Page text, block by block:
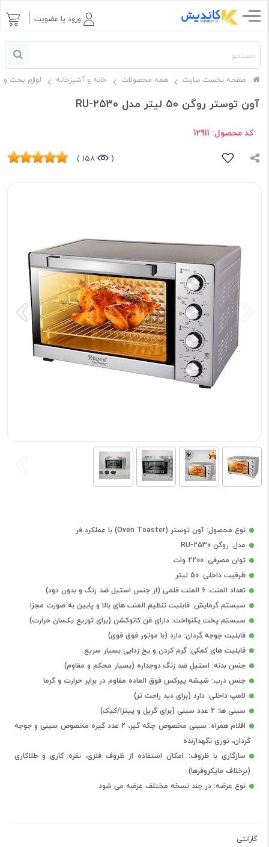
ورود یا عضویت
صفحه نخست سایت همه محصولات خانه و آشپزخانه لوازم پخت و
آون توستر روگن 50 لیتر مدل RU-2530
کد محصول: 12911
(
158 )
نوع محصول: آون توستر (Oven Toaster) با عملکرد فر
مدل: روگن RU-2530
توان مصرفی: 2200 وات
ظرفیت داخلی: 50 لیتر
تعداد المنت: 6 المنت قلمی (از جنس استیل ضد زنگ و بدون دود)
سیستم گرمایش: قابلیت تنظیم المنت های بالا و پایین به صورت مجزا
سیستم پخت یکنواخت: دارای فن کانوکشن (برای توزیع یکسان حرارت)
قابلیت جوجه گردان: دارد (با موتور فوق قوی)
قابلیت های کمکی: گرم کردن و یخ زدایی بسیار سریع
جنس بدنه: استیل ضد زنگ دوجداره (بسیار محکم و مقاوم)
جنس درب: شیشه پیرکس فوق العاده مقاوم در برابر حرارت و گرما
لامپ داخلی: دارد (برای دید راحت تر)
سینی ها: 2 عدد سینی (برای گریل و پیتزا/کیک)
اقلام همراه: سینی مخصوص چکه گیر، 2 عدد گیره مخصوص سینی و جوجه
گردان، توری نگهدارنده
سازگاری با ظروف: امکان استفاده از ظروف فلزی، نقره کاری و طلاکاری
(برخلاف مایکروفرها)
نوع عرضه: در چند نسخه مختلف عرضه می شود
گارانتی